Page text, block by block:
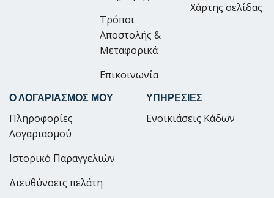
Τρόποι
Αποστολής &
Μεταφορικά
Επικοινωνία
Χάρτης σελίδας
Ο ΛΟΓΑΡΙΑΣΜΟΣ ΜΟΥ
Πληροφορίες
Λογαριασμού
Ιστορικό Παραγγελιών
Διευθύνσεις πελάτη
ΥΠΗΡΕΣΙΕΣ
Ενοικιάσεις Κάδων